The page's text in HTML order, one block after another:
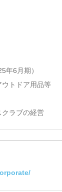
年6月期）
トドア用品等
ラブの経営